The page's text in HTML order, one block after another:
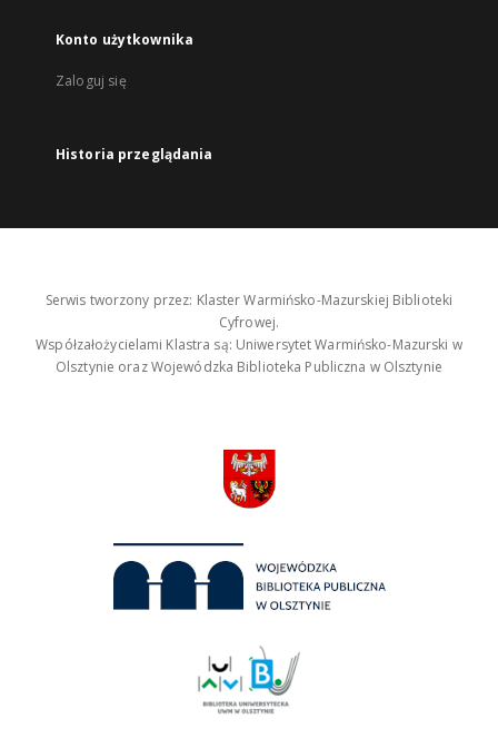
Konto użytkownika
Zaloguj się
Historia przeglądania
Serwis tworzony przez: Klaster Warmińsko-Mazurskiej Biblioteki
Cyfrowej.
Współzałożycielami Klastra są: Uniwersytet Warmińsko-Mazurski w
Olsztynie oraz Wojewódzka Biblioteka Publiczna w Olsztynie